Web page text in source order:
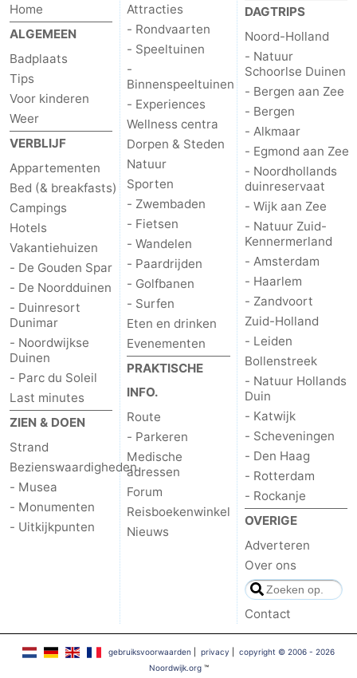
Leiden
Bollenstreek
-
Natuur
Hollands
Duin
-
Katwijk
-
Scheveningen
-
Den
Haag
-
Rotterdam
-
Contact
Home
ALGEMEEN
Badplaats
Tips
Voor kinderen
Weer
VERBLIJF
Appartementen
Bed (& breakfasts)
Campings
Hotels
Vakantiehuizen
- De Gouden Spar
- De Noordduinen
- Duinresort
Dunimar
- Noordwijkse
Duinen
- Parc du Soleil
Last minutes
ZIEN & DOEN
Strand
Bezienswaardigheden
- Musea
- Monumenten
- Uitkijkpunten
Attracties
- Rondvaarten
- Speeltuinen
-
Binnenspeeltuinen
- Experiences
Wellness centra
Dorpen & Steden
Natuur
Sporten
- Zwembaden
- Fietsen
- Wandelen
- Paardrijden
- Golfbanen
- Surfen
Eten en drinken
Evenementen
PRAKTISCHE
INFO.
Route
- Parkeren
Medische
adressen
Forum
Reisboekenwinkel
Nieuws
DAGTRIPS
Noord-Holland
- Natuur
Schoorlse Duinen
- Bergen aan Zee
- Bergen
- Alkmaar
- Egmond aan Zee
- Noordhollands
duinreservaat
- Wijk aan Zee
- Natuur Zuid-
Kennermerland
- Amsterdam
- Haarlem
- Zandvoort
Zuid-Holland
- Leiden
Bollenstreek
- Natuur Hollands
Duin
- Katwijk
- Scheveningen
- Den Haag
- Rotterdam
- Rockanje
OVERIGE
Adverteren
Over ons
Contact
gebruiksvoorwaarden |privacy |copyright © 2006 - 2026
Noordwijk.org™